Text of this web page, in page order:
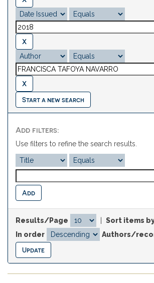
Start a new search
Add filters:
Use filters to refine the search results.
Results/Page
Sort items
In order
Authors/